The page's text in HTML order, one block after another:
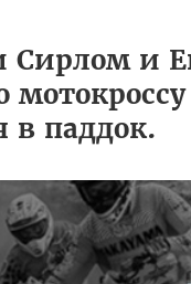
Сирлом и
в паддок.